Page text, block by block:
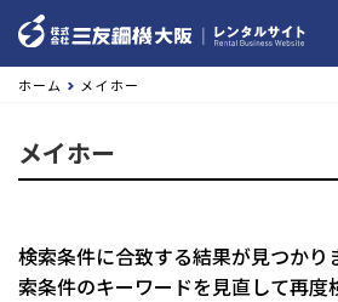
ホーム メイホー
メイホー
検索条件に合致する結果が見つかり
索条件のキーワードを見直して再度